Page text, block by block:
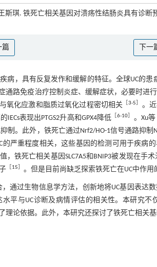
琪. 铁死亡相关基因对溃疡性结肠炎具有诊断
篇 下一
病，具有反复发作和缓解的特征。全球UC的
通路免疫治疗控制炎症、缓解症状，必要时进
氧化应激和脂质过氧化过程密切相关 ［3-5
。
表现出PTGS2升高和GPX4降低 ［6-10 。Xu等
制。此外，铁死亡通过Nrf2/HO-1信号通路抑
的严重程度相关，这些基因的检测可用于疾病
铁死亡相关基因SLC7A5和BNIP3被发现在手
15 。但是目前尚缺乏探索铁死亡在UC中作用
通过生物信息学方法，创新地将UC基因表达
平与UC诊断及病情评估的相关性。本研究不
理论依据。此外，本研究还探讨了铁死亡相关